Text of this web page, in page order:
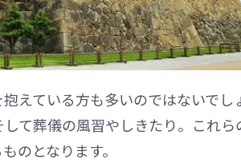
えている方も多いのではないでし
て葬儀の風習やしきたり。これら
のとなります。